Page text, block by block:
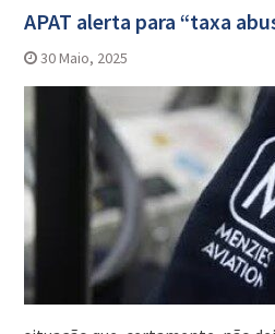
APAT alerta para “taxa
30 Maio, 2025